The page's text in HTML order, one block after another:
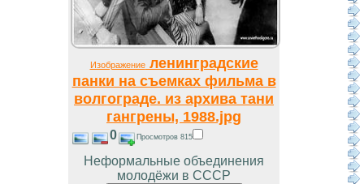
Изображениеленинградские
панки на съемках фильма в
волгограде. из архива тани
гангрены, 1988.jpg
0 Просмотров 815
Неформальные объединения
молодёжи в СССР